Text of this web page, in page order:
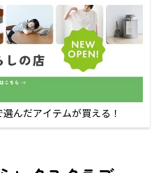
んだアイテムが買える！